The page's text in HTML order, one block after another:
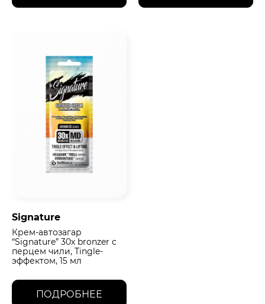
Signature
Крем-автозагар
“Signature” 30х bronzer с
перцем чили, Tingle-
эффектом, 15 мл
ПОДРОБНЕЕ